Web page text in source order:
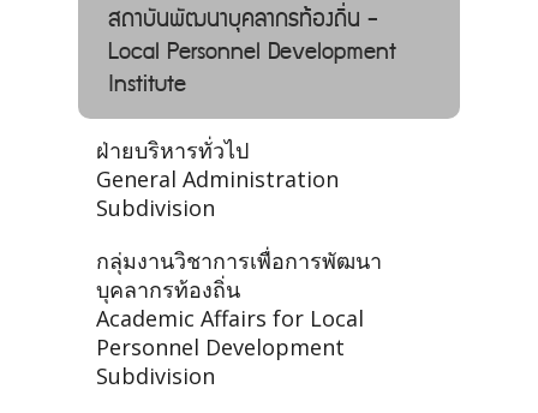
สถาบันพัฒนาบุคลากรท้องถิ่น -
Local Personnel Development
Institute
ฝ่ายบริหารทั่วไป
General Administration
Subdivision
กลุ่มงานวิชาการเพื่อการพัฒนา
บุคลากรท้องถิ่น
Academic Affairs for Local
Personnel Development
Subdivision